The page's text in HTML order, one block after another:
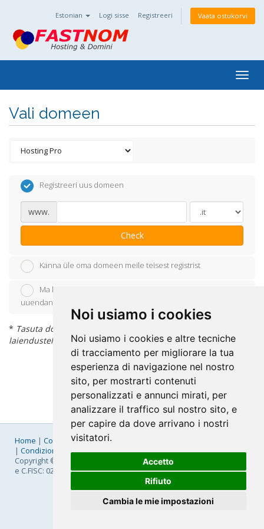
Noi usiamo i cookies
Noi usiamo i cookies e altre tecniche
di tracciamento per migliorare la tua
esperienza di navigazione nel nostro
sito, per mostrarti contenuti
personalizzati e annunci mirati, per
analizzare il traffico sul nostro sito, e
per capire da dove arrivano i nostri
visitatori.
Accetto
Rifiuto
Cambia le mie impostazioni
Estonian Logi sisse Registreeri Vaata ostukorvi
Vali domeen
Registreeri uus domeen
www.
Check
Kanna üle oma domeen meile teisest registrist
Ma kavatsen kasutada enda olemasolevat domeeni ja
uuendan oma nimeserverid
* Tasuta domeeni registreerimine kehtib ainult järgmistele
laiendustele: .it, .edu.it, .eu, .com, .net, .org
Home | Company|Listino Prezzi
| Condizioni Generali|Fatturazione Elettronica|Mappa
Copyright © 2026 FastNom Planetel S.p.A. - Divisione .Cloud - P.IVA
e C.FISC: 02831630161